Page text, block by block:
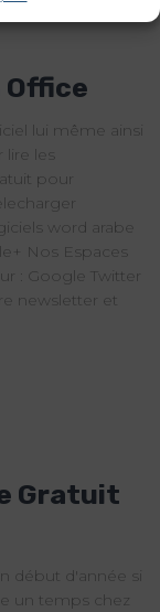
Office
lui même ainsi
les
pour
word arabe
Nos Espaces
: Google Twitter
newsletter et
Gratuit
début d'année si
un temps chez